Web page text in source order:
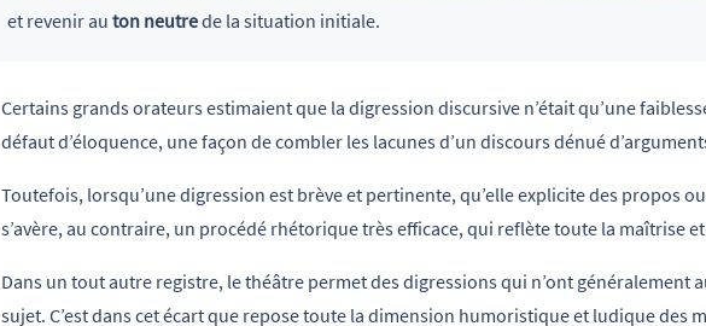
et revenir au ton neutrede la situation initiale.
Certains grands orateurs estimaient que la digression discursive n’était qu’une
défaut d’éloquence, une façon de combler les lacunes d’un discours dénué
Toutefois, lorsqu’une digression est brève et pertinente, qu’elle explicite des propos
s’avère, au contraire, un procédé rhétorique très efficace, qui reflète toute la maîtrise et
Dans un tout autre registre, le théâtre permet des digressions qui n’ont généralement
sujet. C’est dans cet écart que repose toute la dimension humoristique et ludique des